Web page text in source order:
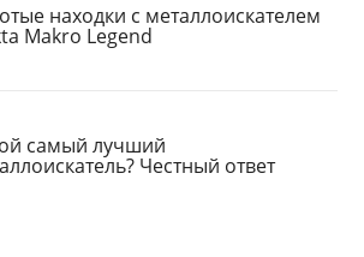
находки с металлоискателем
Makro Legend
самый лучший
Честный ответ